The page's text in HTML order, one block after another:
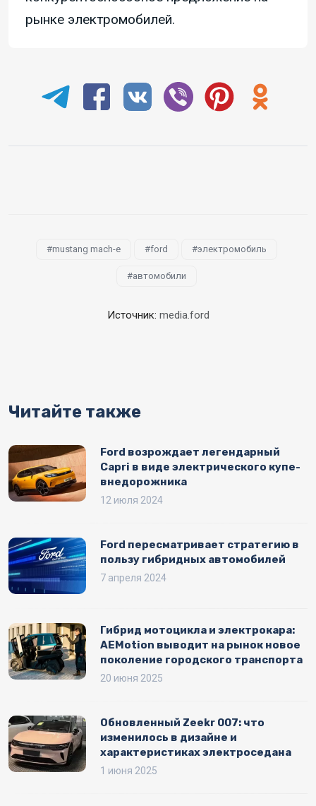
рынке электромобилей.
mustang mach-e ford электромобиль
автомобили
Источник: media.ford
Читайте также
Ford возрождает легендарный
Capri в виде электрического купе-
внедорожника
12 июля 2024
Ford пересматривает стратегию в
пользу гибридных автомобилей
7 апреля 2024
Гибрид мотоцикла и электрокара:
AEMotion выводит на рынок новое
поколение городского транспорта
20 июня 2025
Обновленный Zeekr 007: что
изменилось в дизайне и
характеристиках электроседана
1 июня 2025